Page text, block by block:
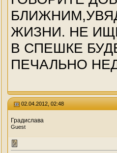
ЖИЗНИ. НЕ
В СПЕШКЕ
ПЕЧАЛЬНО
02.04.2012, 02:48
Градислава
Guest